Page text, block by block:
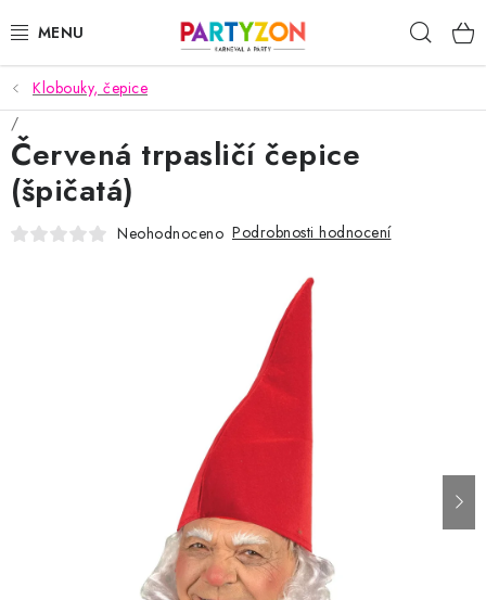
na
KARNEVALOVÉ MASKY
KARNEVALOVÉ KOSTÝMY
DOPLŇKY NA KARNEVAL
Nejčastější otázky a odpovědi
Doprava a poštovné
Vrácení a reklamace
Klobouky, čepice
Červená trpasličí čepice
(špičatá)
Neohodnoceno Podrobnosti hodnocení